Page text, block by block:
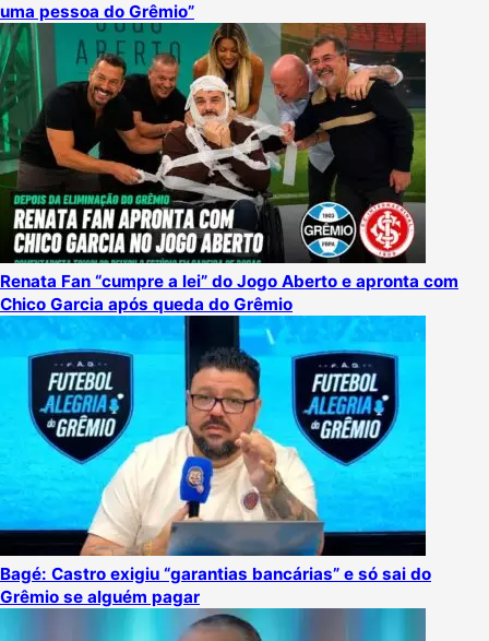
uma pessoa do Grêmio”
Renata Fan “cumpre a lei” do Jogo Aberto e apronta com
Chico Garcia após queda do Grêmio
Bagé: Castro exigiu “garantias bancárias” e só sai do
Grêmio se alguém pagar